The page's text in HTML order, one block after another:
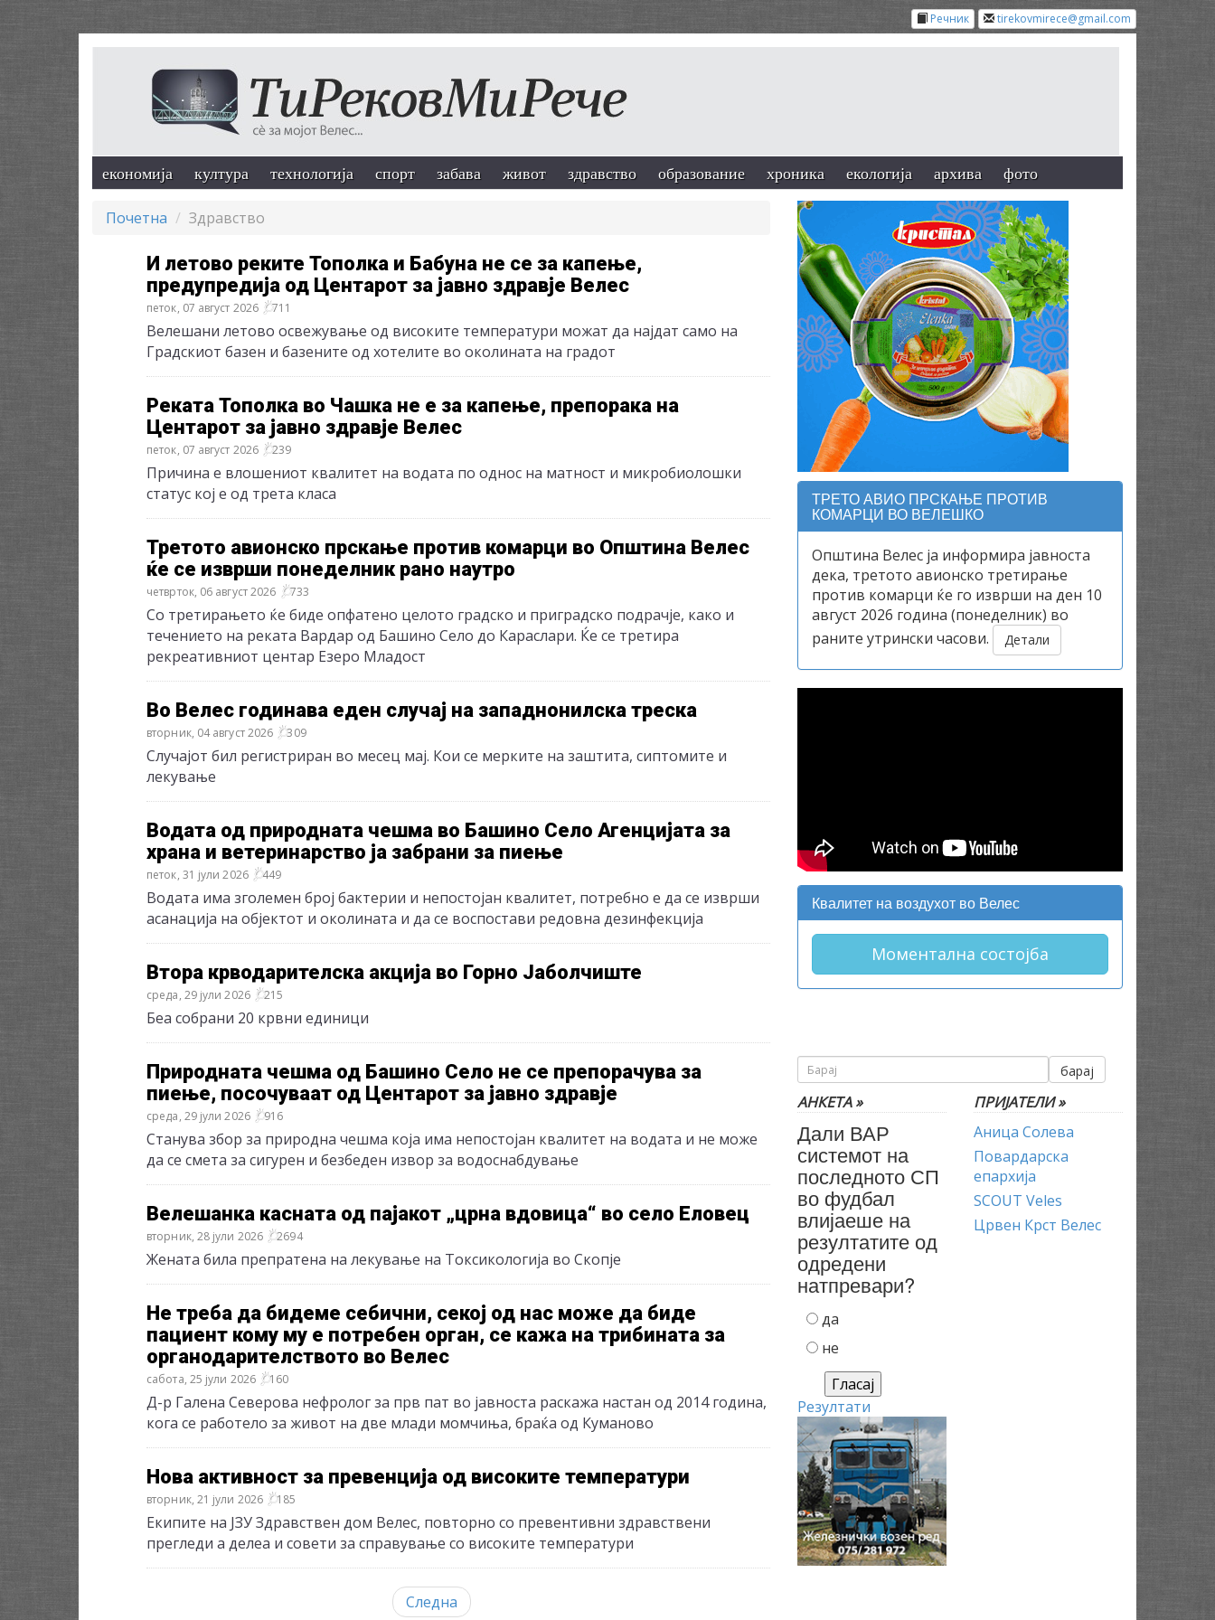
tirekovmirece@gmail.com
Речник
економија култура технологија спорт забава живот здравство образование хроника екологија архива фото
Почетна Здравство
И летово реките Тополка и Бабуна не се за капење,
предупредија од Центарот за јавно здравје Велес
петок, 07 август 2026 711
Bелешани летово освежување од високите температури можат да најдат само на
Градскиот базен и базените од хотелите во околината на градот
Реката Тополка во Чашка не е за капење, препорака на
Центарот за јавно здравје Велес
петок, 07 август 2026 239
Причина е влошениот квалитет на водата по однос на матност и микробиолошки
статус кој е од трета класа
Третото авионско прскање против комарци во Општина Велес
ќе се изврши понеделник рано наутро
четврток, 06 август 2026 733
Со третирањето ќе биде опфатено целото градско и приградско подрачје, како и
течението на реката Вардар од Башино Село до Караслари. Ќе се третира
рекреативниот центар Езеро Младост
Во Велес годинава еден случај на западнонилска треска
вторник, 04 август 2026 309
Случајот бил регистриран во месец мај. Кои се мерките на заштита, сиптомите и
лекување
Водата од природната чешма во Башино Село Агенцијата за
храна и ветеринарство ја забрани за пиење
петок, 31 јули 2026 449
Водата има зголемен број бактерии и непостојан квалитет, потребно е да се изврши
асанација на објектот и околината и да се воспостави редовна дезинфекција
Втора крводарителска акција во Горно Јаболчиште
среда, 29 јули 2026 215
Беа собрани 20 крвни единици
Природната чешма од Башино Село не се препорачува за
пиење, посочуваат од Центарот за јавно здравје
среда, 29 јули 2026 916
Станува збор за природна чешма која има непостојан квалитет на водата и не може
да се смета за сигурен и безбеден извор за водоснабдување
Велешанка касната од пајакот „црна вдовица“ во село Еловец
вторник, 28 јули 2026 2694
Жената била препратена на лекување на Токсикологија во Скопје
Не треба да бидеме себични, секој од нас може да биде
пациент кому му е потребен орган, се кажа на трибината за
органодарителството во Велес
сабота, 25 јули 2026 160
Д-р Галена Северова нефролог за прв пат во јавноста раскажа настан од 2014 година,
кога се работело за живот на две млади момчиња, браќа од Куманово
Нова активност за превенција од високите температури
вторник, 21 јули 2026 185
Екипите на ЈЗУ Здравствен дом Велес, повторно со превентивни здравствени
прегледи а делеа и совети за справување со високите температури
Следна
ТРЕТО АВИО ПРСКАЊЕ ПРОТИВ
КОМАРЦИ ВО ВЕЛЕШКО
Општина Велес ја информира јавноста
дека, третото авионско третирање
против комарци ќе го изврши на ден 10
август 2026 година (понеделник) во
раните утрински часови.
Детали
Квалитет на воздухот во Велес
Моментална состојба
барај
АНКЕТА »
Дали ВАР
системот на
последното СП
во фудбал
влијаеше на
резултатите од
одредени
натпревари?
да
не
Резултати
ПРИЈАТЕЛИ »
Аница Солева
Повардарска
епархија
SCOUT Veles
Црвен Крст Велес